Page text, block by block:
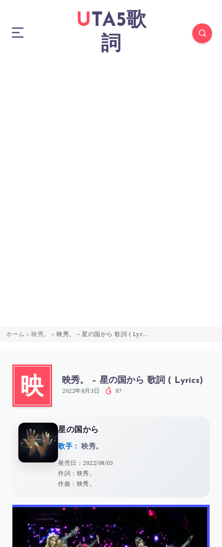
UTA5歌
詞
ホーム » 映秀。 » 映秀。 – 星の国から 歌詞 ( Lyrics)
映 映秀。 – 星の国から 歌詞 ( Lyrics)
2022年8月3日 87
星の国から
歌手： 映秀。
発売日：2022/08/03
作詞：映秀。
作曲：映秀。